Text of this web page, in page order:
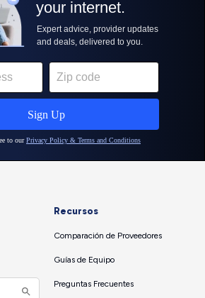
Recursos
Comparación de Proveedores
Guías de Equipo
Preguntas Frecuentes